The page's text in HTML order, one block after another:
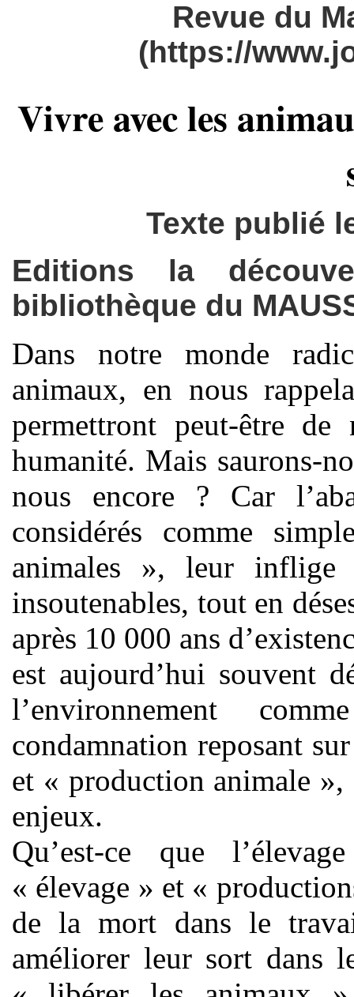
Revue du
(https://
Vivre avec les
Texte publié
Editions la
bibliothèque du
Dans notre monde
animaux, en nous
permettront peut-être
humanité. Mais saurons-
nous encore ? Car
considérés comme
animales », leur inflige
insoutenables, tout en
après 10 000 ans
est aujourd’hui souvent
l’environnement
condamnation reposant
et « production animale
enjeux.
Qu’est-ce que
« élevage » et «
de la mort dans le
améliorer leur sort dans